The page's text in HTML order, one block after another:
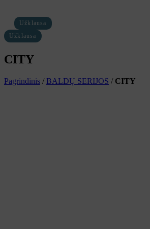
Užklausa
Užklausa
CITY
Pagrindinis / BALDŲ SERIJOS / CITY